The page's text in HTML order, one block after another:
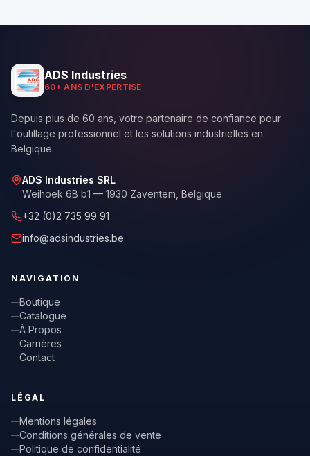
ADS Industries
60+ ANS D'EXPERTISE
Depuis plus de 60 ans, votre partenaire de confiance pour
l'outillage professionnel et les solutions industrielles en
Belgique.
ADS Industries SRL
Weihoek 6B b1 — 1930 Zaventem, Belgique
+32 (0)2 735 99 91
info@adsindustries.be
NAVIGATION
Boutique
Catalogue
À Propos
Carrières
Contact
LÉGAL
Mentions légales
Conditions générales de vente
Politique de confidentialité